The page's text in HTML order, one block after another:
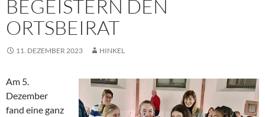
BEGEISTERN DEN
ORTSBEIRAT
11. DEZEMBER 2023 HINKEL
Am 5.
Dezember
fand eine ganz